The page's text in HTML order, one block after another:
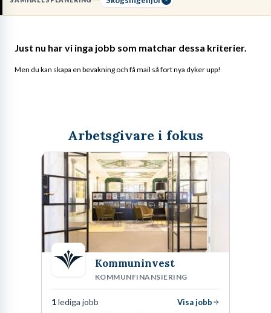
exploateringar följer gällande föreskrifter.
Löneguide Utbildningsguide
Just nu har vi inga jobb som matchar dessa kriterier.
Men du kan skapa en bevakning och få mail så fort nya dyker upp!
Arbetsgivare i fokus
Kommuninvest
KOMMUNFINANSIERING
1lediga jobb
Visa jobb